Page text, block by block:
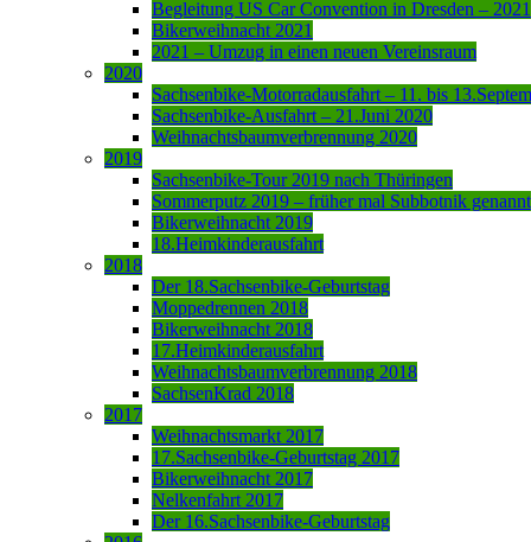
Begleitung US Car Convention in Dresden – 2021
Bikerweihnacht 2021
2021 – Umzug in einen neuen Vereinsraum
2020
Sachsenbike-Motorradausfahrt – 11. bis
Sachsenbike-Ausfahrt – 21.Juni 2020
Weihnachtsbaumverbrennung 2020
2019
Sachsenbike-Tour 2019 nach Thüringen
Sommerputz 2019 – früher mal Subbotnik genannt
Bikerweihnacht 2019
18.Heimkinderausfahrt
2018
Der 18.Sachsenbike-Geburtstag
Moppedrennen 2018
Bikerweihnacht 2018
17.Heimkinderausfahrt
Weihnachtsbaumverbrennung 2018
SachsenKrad 2018
2017
Weihnachtsmarkt 2017
17.Sachsenbike-Geburtstag 2017
Bikerweihnacht 2017
Nelkenfahrt 2017
Der 16.Sachsenbike-Geburtstag